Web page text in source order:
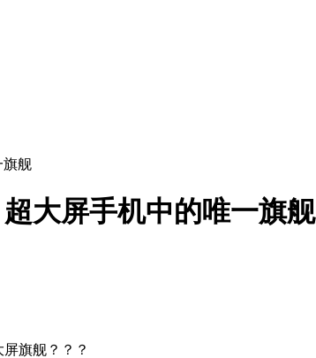
大屏手机中的唯一旗舰
旗舰？？？